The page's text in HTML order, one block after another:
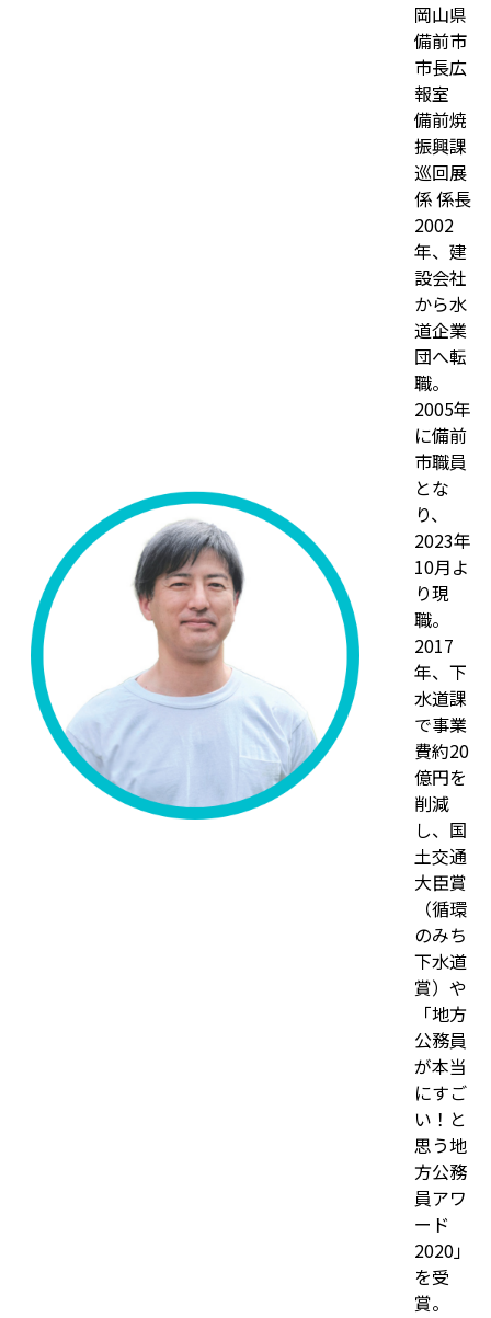
岡山県
備前市
市長広
報室
備前焼
振興課
巡回展
係 係長
2002
年、建
設会社
から水
道企業
団へ転
職。
2005年
に備前
市職員
とな
り、
2023年
10月よ
り現
職。
2017
年、下
水道課
で事業
費約20
億円を
削減
し、国
土交通
大臣賞
（循環
のみち
下水道
賞）や
「地方
公務員
が本当
にすご
い！と
思う地
方公務
員アワ
ード
2020」
を受
賞。